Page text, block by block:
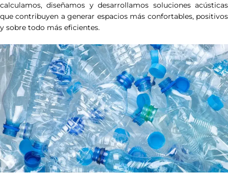
calculamos, diseñamos y desarrollamos soluciones acústicas
que contribuyen a generar espacios más confortables, positivos
y sobre todo más eficientes.